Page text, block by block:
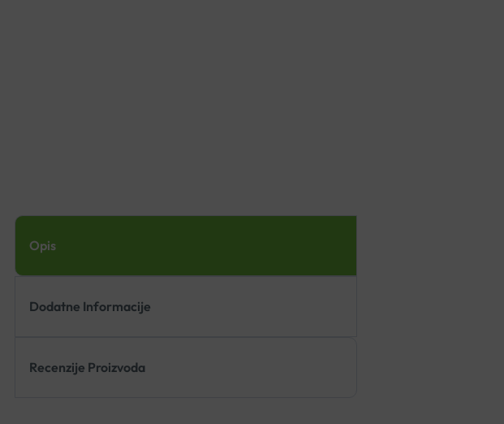
Opis
Dodatne Informacije
Recenzije Proizvoda